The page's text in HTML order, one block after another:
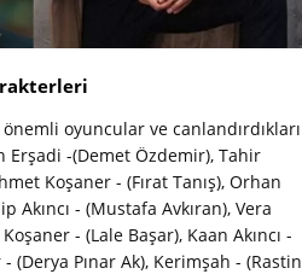
oyuncular ve canlandırdıkları
Erşadi -(Demet Özdemir), Tahir
Koşaner - (Fırat Tanış), Orhan
Akıncı - (Mustafa Avkıran), Vera
- (Lale Başar), Kaan Akıncı -
(Derya Pınar Ak), Kerimşah - (Rastin